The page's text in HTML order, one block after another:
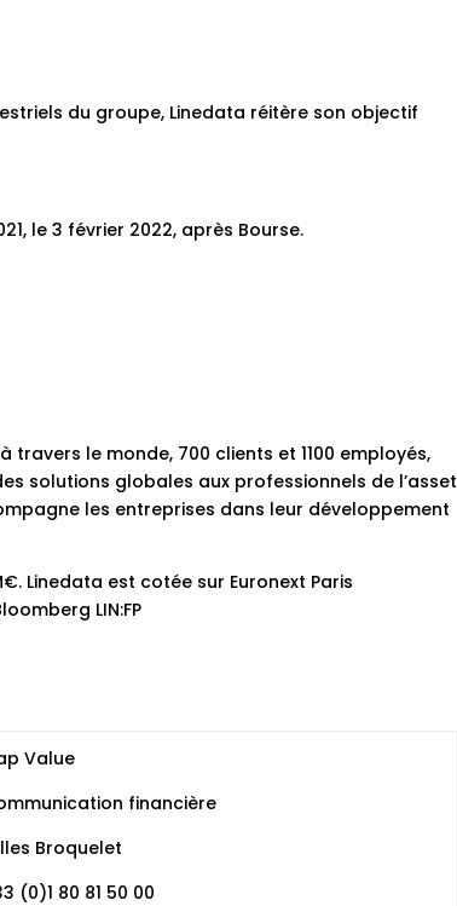
du groupe, Linedata réitère son objectif
le 3 février 2022, après Bourse.
travers le monde, 700 clients et 1100 employés,
solutions globales aux professionnels de l’asset
les entreprises dans leur développement
Linedata est cotée sur Euronext Paris
LIN:FP
Value
financière
Broquelet
(0)1 80 81 50 00